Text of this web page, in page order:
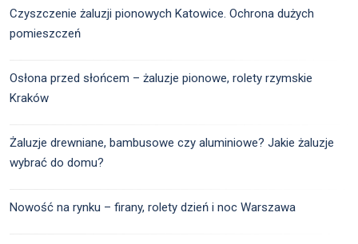
Czyszczenie żaluzji pionowych Katowice. Ochrona dużych
pomieszczeń
Osłona przed słońcem – żaluzje pionowe, rolety rzymskie
Kraków
Żaluzje drewniane, bambusowe czy aluminiowe? Jakie żaluzje
wybrać do domu?
Nowość na rynku – firany, rolety dzień i noc Warszawa